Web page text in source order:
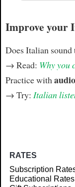
Improve your
Does Italian sound
→ Read: Why you
Practice with
→ Try: Italian
RATES
Subscription
Educational Rates